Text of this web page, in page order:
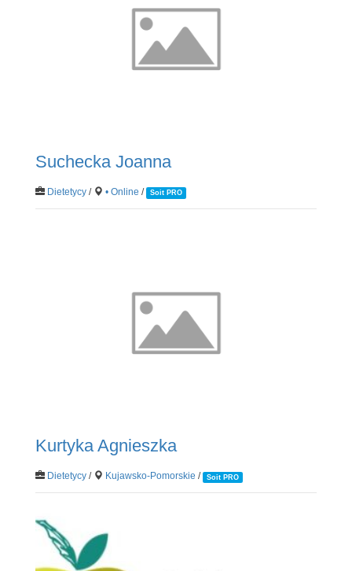
Suchecka Joanna
Dietetycy/ • Online / Soit PRO
Kurtyka Agnieszka
Dietetycy/ Kujawsko-Pomorskie / Soit PRO